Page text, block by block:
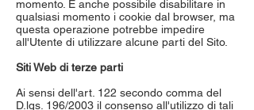
momento. È anche possibile disabilitare in
qualsiasi momento i cookie dal browser, ma
questa operazione potrebbe impedire
all'Utente di utilizzare alcune parti del Sito.
Siti Web di terze parti
Ai sensi dell'art. 122 secondo comma del
D.lgs. 196/2003 il consenso all'utilizzo di tali